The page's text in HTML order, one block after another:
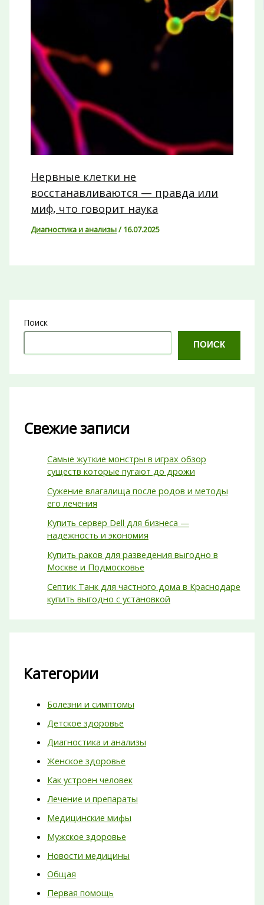
Нервные клетки не
восстанавливаются — правда или
миф, что говорит наука
Диагностика и анализы/ 16.07.2025
Поиск
ПОИСК
Свежие записи
Самые жуткие монстры в играх обзор
существ которые пугают до дрожи
Сужение влагалища после родов и методы
его лечения
Купить сервер Dell для бизнеса —
надежность и экономия
Купить раков для разведения выгодно в
Москве и Подмосковье
Септик Танк для частного дома в Краснодаре
купить выгодно с установкой
Категории
Болезни и симптомы
Детское здоровье
Диагностика и анализы
Женское здоровье
Как устроен человек
Лечение и препараты
Медицинские мифы
Мужское здоровье
Новости медицины
Общая
Первая помощь